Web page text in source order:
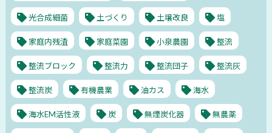
光合成細菌 土づくり 土壌改良 塩
家庭内残渣 家庭菜園 小泉農園 整流
整流ブロック 整流力 整流団子 整流灰
整流炭 有機農業 油カス 海水
海水EM活性液 炭 無煙炭化器 無農薬